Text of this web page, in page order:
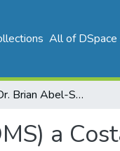
All of DSpace
Visita del Dr. Brian Abel-Smith (OPS/OMS) a Costa Rica
a